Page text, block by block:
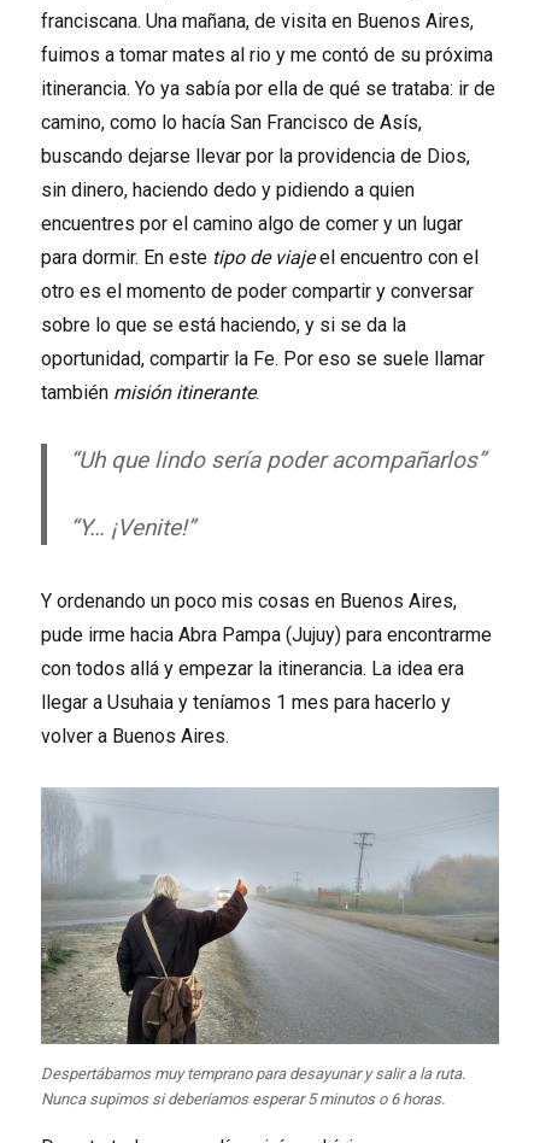
franciscana. Una mañana, de visita en Buenos Aires,
fuimos a tomar mates al rio y me contó de su próxima
itinerancia. Yo ya sabía por ella de qué se trataba: ir de
camino, como lo hacía San Francisco de Asís,
buscando dejarse llevar por la providencia de Dios,
sin dinero, haciendo dedo y pidiendo a quien
encuentres por el camino algo de comer y un lugar
para dormir. En este tipo de viajeel encuentro con el
otro es el momento de poder compartir y conversar
sobre lo que se está haciendo, y si se da la
oportunidad, compartir la Fe. Por eso se suele llamar
también misión itinerante.
“Uh que lindo sería poder acompañarlos”
“Y… ¡Venite!”
Y ordenando un poco mis cosas en Buenos Aires,
pude irme hacia Abra Pampa (Jujuy) para encontrarme
con todos allá y empezar la itinerancia. La idea era
llegar a Usuhaia y teníamos 1 mes para hacerlo y
volver a Buenos Aires.
Despertábamos muy temprano para desayunar y salir a la ruta.
Nunca supimos si deberíamos esperar 5 minutos o 6 horas.